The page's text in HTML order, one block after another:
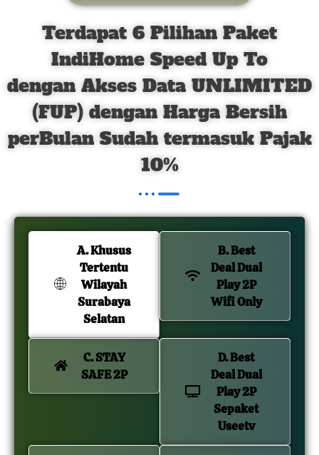
Terdapat 6 Pilihan Paket
IndiHome Speed Up To
dengan Akses Data UNLIMITED
(FUP) dengan Harga Bersih
perBulan Sudah termasuk Pajak
10%
A. Khusus
Tertentu
Wilayah
Surabaya
Selatan
B. Best
Deal Dual
Play 2P
Wifi Only
C. STAY
SAFE 2P
D. Best
Deal Dual
Play 2P
Sepaket
Useetv